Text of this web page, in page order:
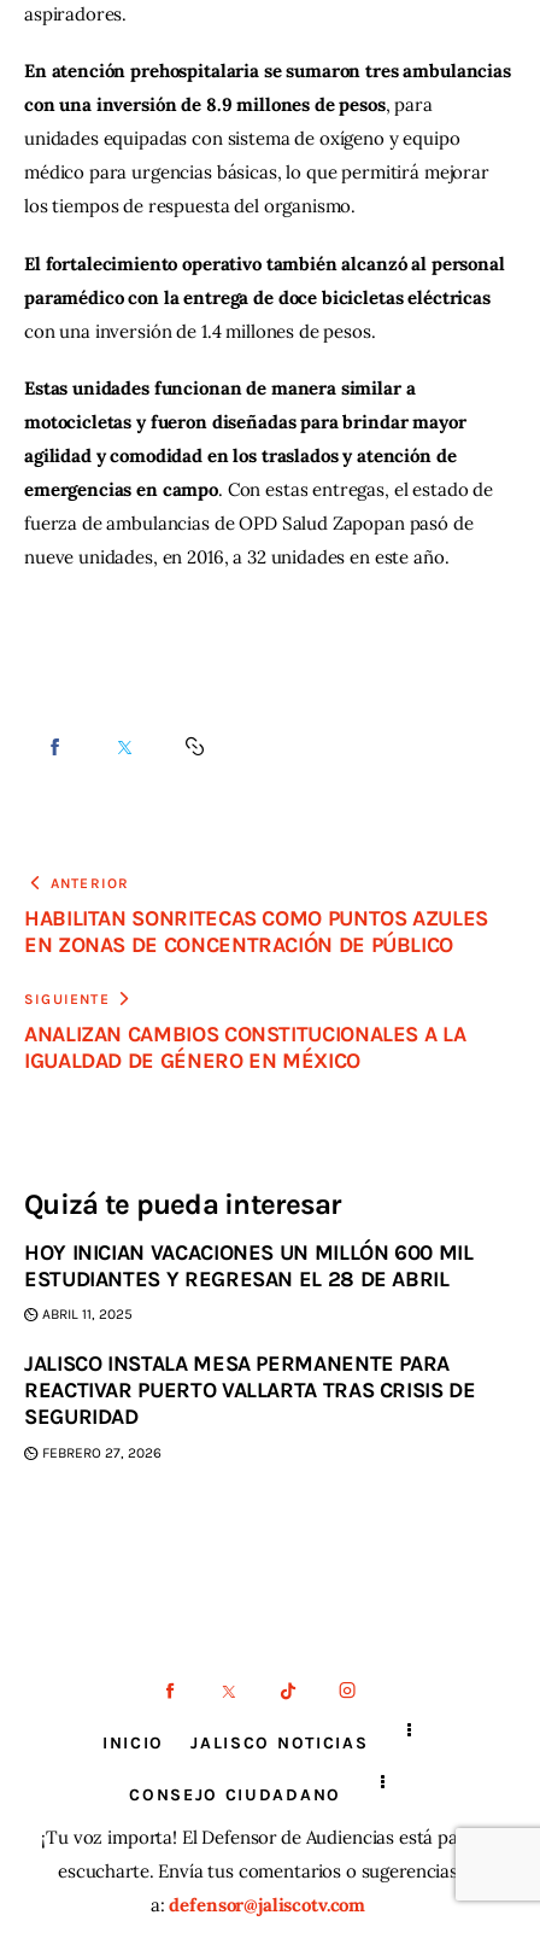
aspiradores.
En atención prehospitalaria se sumaron tres ambulancias
con una inversión de 8.9 millones de pesos, para
unidades equipadas con sistema de oxígeno y equipo
médico para urgencias básicas, lo que permitirá mejorar
los tiempos de respuesta del organismo.
El fortalecimiento operativo también alcanzó al personal
paramédico con la entrega de doce bicicletas eléctricas
con una inversión de 1.4 millones de pesos.
Estas unidades funcionan de manera similar a
motocicletas y fueron diseñadas para brindar mayor
agilidad y comodidad en los traslados y atención de
emergencias en campo. Con estas entregas, el estado de
fuerza de ambulancias de OPD Salud Zapopan pasó de
nueve unidades, en 2016, a 32 unidades en este año.
ANTERIOR
HABILITAN SONRITECAS COMO PUNTOS AZULES
EN ZONAS DE CONCENTRACIÓN DE PÚBLICO
SIGUIENTE
ANALIZAN CAMBIOS CONSTITUCIONALES A LA
IGUALDAD DE GÉNERO EN MÉXICO
Quizá te pueda interesar
HOY INICIAN VACACIONES UN MILLÓN 600 MIL
ESTUDIANTES Y REGRESAN EL 28 DE ABRIL
ABRIL 11, 2025
JALISCO INSTALA MESA PERMANENTE PARA
REACTIVAR PUERTO VALLARTA TRAS CRISIS DE
SEGURIDAD
FEBRERO 27, 2026
INICIO JALISCO NOTICIAS
CONSEJO CIUDADANO
¡Tu voz importa! El Defensor de Audiencias está para
escucharte. Envía tus comentarios o sugerencias
a:defensor@jaliscotv.com